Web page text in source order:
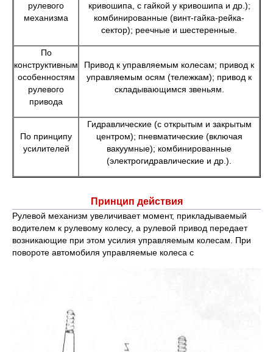
рулевого
механизма
кривошипа, с гайкой у кривошипа и др.);
комбинированные (винт-гайка-рейка-
сектор); реечные и шестеренные.
По
конструктивным
особенностям
рулевого
привода
Привод к управляемым колесам; привод к
управляемым осям (тележкам); привод к
складывающимся звеньям.
По принципу
усилителей
Гидравлические (с открытым и закрытым
центром); пневматические (включая
вакуумные); комбинированные
(электрогидравлические и др.).
Принцип действия
Рулевой механизм увеличивает момент, прикладываемый
водителем к рулевому колесу, а рулевой привод передает
возникающие при этом усилия управляемым колесам. При
повороте автомобиля управляемые колеса с